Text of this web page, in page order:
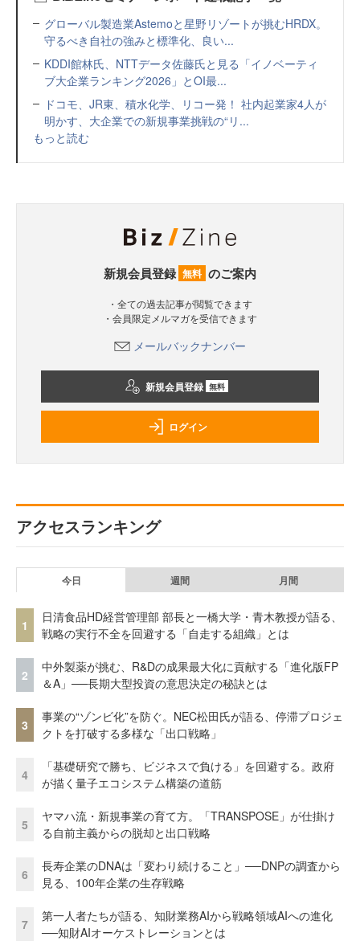
グローバル製造業Astemoと星野リゾートが挑むHRDX。
守るべき自社の強みと標準化、良い...
KDDI館林氏、NTTデータ佐藤氏と見る「イノベーティ
ブ大企業ランキング2026」とOI最...
ドコモ、JR東、積水化学、リコー発！ 社内起業家4人が
明かす、大企業での新規事業挑戦の“リ...
もっと読む
新規会員登録 無料 のご案内
・全ての過去記事が閲覧できます
・会員限定メルマガを受信できます
メールバックナンバー
新規会員登録 無料
ログイン
アクセスランキング
今日 週間 月間
1
日清食品HD経営管理部 部長と一橋大学・青木教授が語る、
戦略の実行不全を回避する「自走する組織」とは
2
中外製薬が挑む、R&Dの成果最大化に貢献する「進化版FP
＆A」──長期大型投資の意思決定の秘訣とは
3
事業の“ゾンビ化”を防ぐ。NEC松田氏が語る、停滞プロジェ
クトを打破する多様な「出口戦略」
4
「基礎研究で勝ち、ビジネスで負ける」を回避する。政府
が描く量子エコシステム構築の道筋
5
ヤマハ流・新規事業の育て方。「TRANSPOSE」が仕掛け
る自前主義からの脱却と出口戦略
6
長寿企業のDNAは「変わり続けること」──DNPの調査から
見る、100年企業の生存戦略
7
第一人者たちが語る、知財業務AIから戦略領域AIへの進化
──知財AIオーケストレーションとは